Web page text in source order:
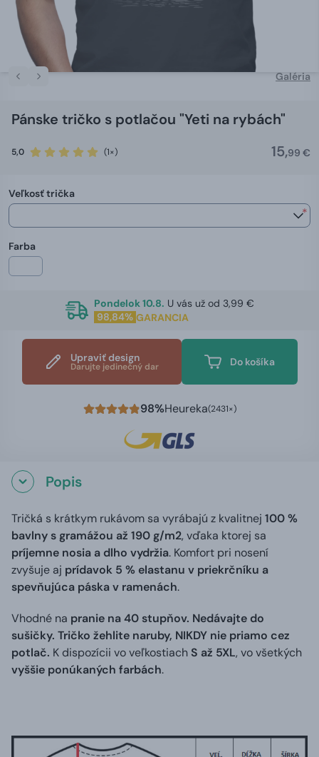
Galéria
Pánske tričko s potlačou "Yeti na rybách"
5,0 (1×) 15,99 €
Veľkosť trička
*
Farba
Pondelok 10.8. U vás už od 3,99 €
98,84% GARANCIA
Upraviť design
Darujte jedinečný dar Do košíka
98%Heureka(2431×)
Popis
Tričká s krátkym rukávom sa vyrábajú z kvalitnej 100 %
bavlny s gramážou až 190 g/m2, vďaka ktorej sa
príjemne nosia a dlho vydržia. Komfort pri nosení
zvyšuje aj prídavok 5 % elastanu v priekrčníku a
spevňujúca páska v ramenách.
Vhodné na pranie na 40 stupňov. Nedávajte do
sušičky. Tričko žehlite naruby, NIKDY nie priamo cez
potlač. K dispozícii vo veľkostiach S až 5XL, vo všetkých
vyššie ponúkaných farbách.